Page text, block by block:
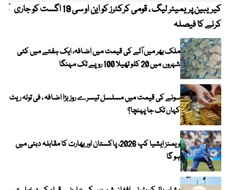
کیریبین پریمیئر لیگ ، قومی کرکٹرز کو این او سی 19 اگست کو جاری
کرنے کا فیصلہ
ملک بھر میں آٹے کی قیمت میں اضافہ، ایک ہفتے میں کئی
شہروں میں 20 کلو تھیلا 100 روپے تک مہنگا
سونے کی قیمت میں مسلسل تیسرے روز بڑا اضافہ ، فی تولہ ریٹ
کہاں تک جا پہنچا؟
ویمنز ایشیا کپ 2026، پاکستان اور بھارت کا مقابلہ دبئی میں
ہو گا